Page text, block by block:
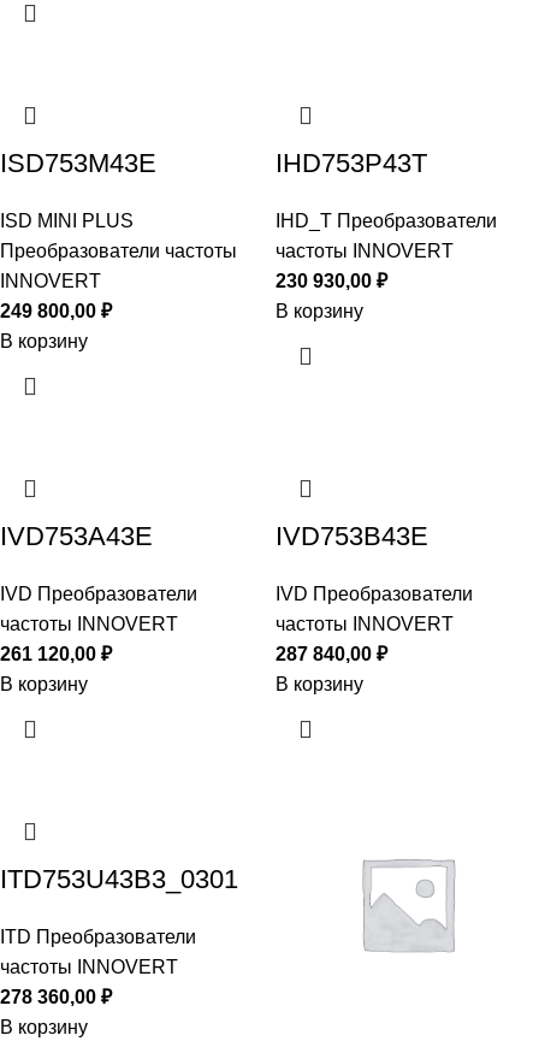
ISD753M43E
ISD MINI PLUS
Преобразователи частоты
INNOVERT
249 800,00 ₽
В корзину
IHD753P43T
IHD_T Преобразователи
частоты INNOVERT
230 930,00 ₽
В корзину
IVD753A43E
IVD Преобразователи
частоты INNOVERT
261 120,00 ₽
В корзину
IVD753B43E
IVD Преобразователи
частоты INNOVERT
287 840,00 ₽
В корзину
ITD753U43B3_0301
ITD Преобразователи
частоты INNOVERT
278 360,00 ₽
В корзину